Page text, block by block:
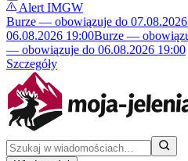
Alert IMGW
Burze — obowiązuje do
06.08.2026 19:00Burze —
— obowiązuje do 06.08.2026 19:00
Szczegóły